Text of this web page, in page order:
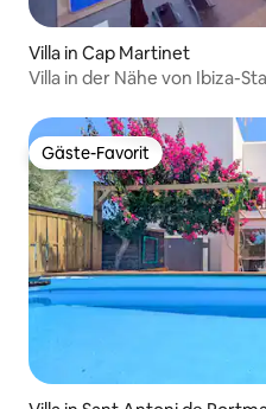
Villa in Cap Martinet
Villa in der Nähe von Ibiza-
Gäste-Favorit
Gäste-Favorit